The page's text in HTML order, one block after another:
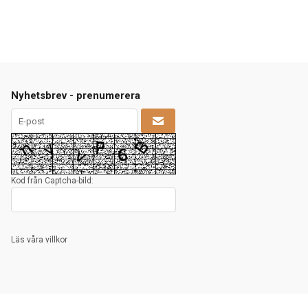
Nyhetsbrev - prenumerera
Kod från Captcha-bild:
Läs våra villkor